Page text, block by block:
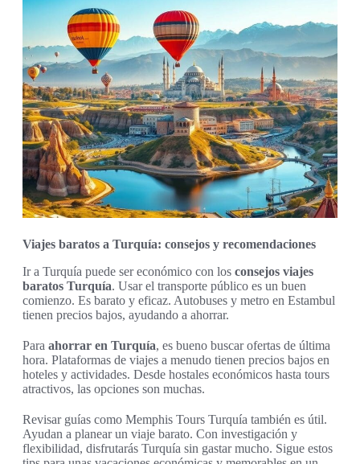
Viajes baratos a Turquía: consejos y recomendaciones
Ir a Turquía puede ser económico con los consejos viajes
baratos Turquía. Usar el transporte público es un buen
comienzo. Es barato y eficaz. Autobuses y metro en Estambul
tienen precios bajos, ayudando a ahorrar.
Para ahorrar en Turquía, es bueno buscar ofertas de última
hora. Plataformas de viajes a menudo tienen precios bajos en
hoteles y actividades. Desde hostales económicos hasta tours
atractivos, las opciones son muchas.
Revisar guías como Memphis Tours Turquía también es útil.
Ayudan a planear un viaje barato. Con investigación y
flexibilidad, disfrutarás Turquía sin gastar mucho. Sigue estos